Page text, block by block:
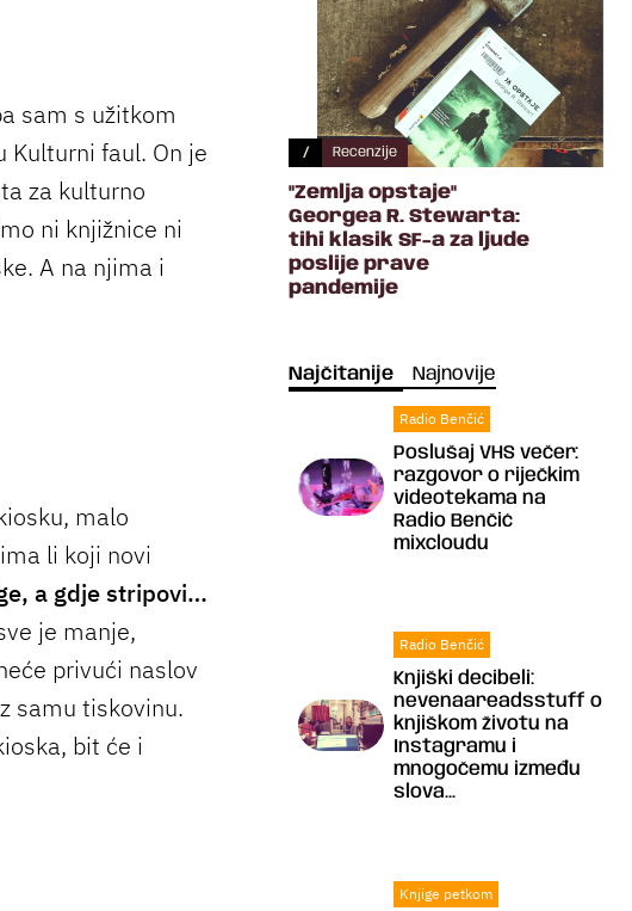
sam s užitkom
Kulturni faul. On je
za kulturno
ni knjižnice ni
A na njima i
malo
li koji novi
a gdje stripovi…
je manje,
privući naslov
samu tiskovinu.
bit će i
/ Recenzije
"Zemlja opstaje"
Georgea R. Stewarta:
tihi klasik SF-a za ljude
poslije prave
pandemije
Najčitanije Najnovije
Radio Benčić
Poslušaj VHS večer:
razgovor o riječkim
videotekama na
Radio Benčić
mixcloudu
Radio Benčić
Knjiški decibeli:
nevenaareadsstuff o
knjiškom životu na
Instagramu i
mnogočemu između
slova...
Knjige petkom